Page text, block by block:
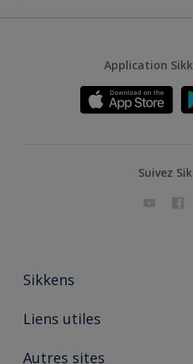
Application
Suivez
Sikkens
A propos de Sikkens
Liens utiles
Ouvrir un magasin PASS
Autres sites